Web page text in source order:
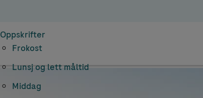
Oppskrifter
Frokost
Lunsj og lett måltid
Middag